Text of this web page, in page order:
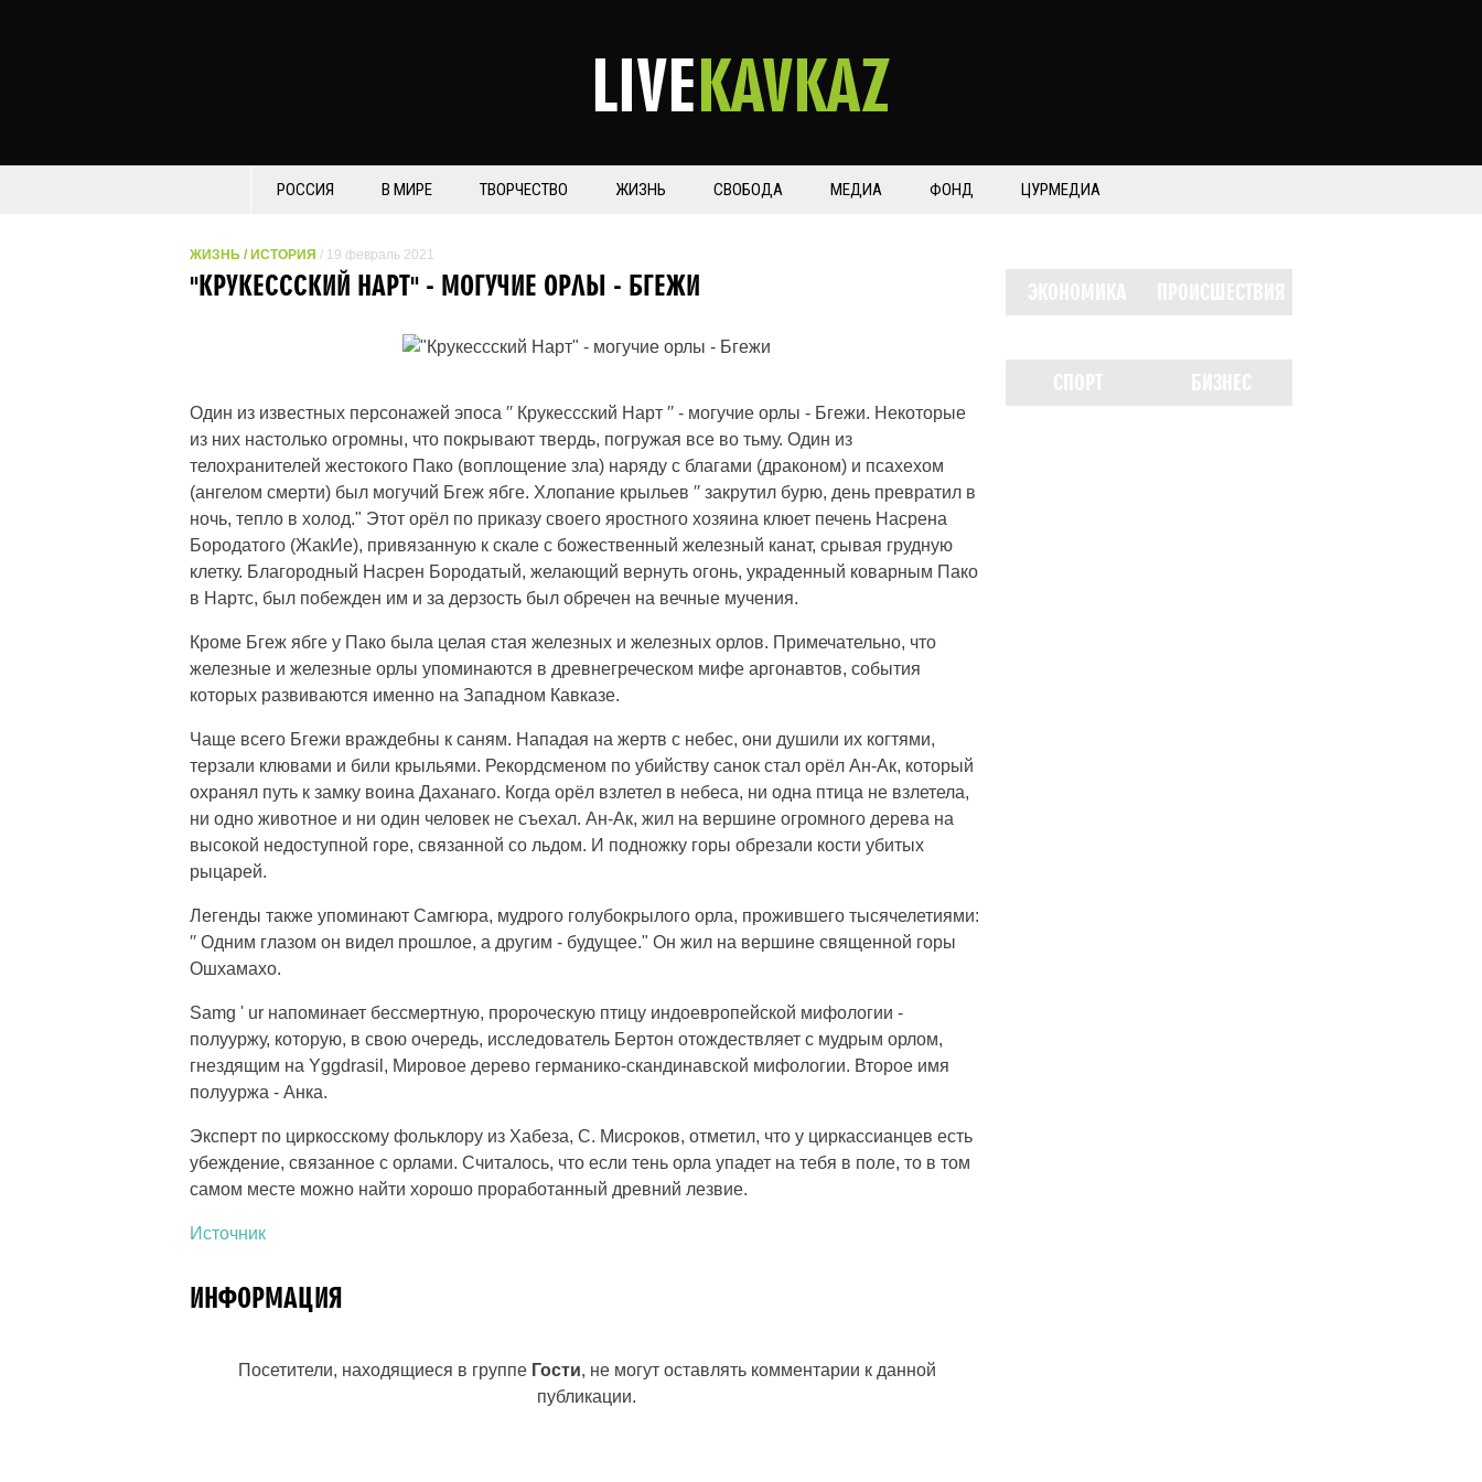
LIVEKAVKAZ
РОССИЯ В МИРЕ ТВОРЧЕСТВО ЖИЗНЬ СВОБОДА МЕДИА ФОНД ЦУРМЕДИА
ЖИЗНЬ / ИСТОРИЯ / 19 февраль 2021
"КРУКЕСССКИЙ НАРТ" - МОГУЧИЕ ОРЛЫ - БГЕЖИ
Один из известных персонажей эпоса ′′ Крукессский Нарт ′′ - могучие орлы - Бгежи. Некоторые
из них настолько огромны, что покрывают твердь, погружая все во тьму. Один из
телохранителей жестокого Пако (воплощение зла) наряду с благами (драконом) и псахехом
(ангелом смерти) был могучий Бгеж ябге. Хлопание крыльев ′′ закрутил бурю, день превратил в
ночь, тепло в холод." Этот орёл по приказу своего яростного хозяина клюет печень Насрена
Бородатого (ЖакИе), привязанную к скале с божественный железный канат, срывая грудную
клетку. Благородный Насрен Бородатый, желающий вернуть огонь, украденный коварным Пако
в Нартс, был побежден им и за дерзость был обречен на вечные мучения.
Кроме Бгеж ябге у Пако была целая стая железных и железных орлов. Примечательно, что
железные и железные орлы упоминаются в древнегреческом мифе аргонавтов, события
которых развиваются именно на Западном Кавказе.
Чаще всего Бгежи враждебны к саням. Нападая на жертв с небес, они душили их когтями,
терзали клювами и били крыльями. Рекордсменом по убийству санок стал орёл Ан-Ак, который
охранял путь к замку воина Даханаго. Когда орёл взлетел в небеса, ни одна птица не взлетела,
ни одно животное и ни один человек не съехал. Ан-Ак, жил на вершине огромного дерева на
высокой недоступной горе, связанной со льдом. И подножку горы обрезали кости убитых
рыцарей.
Легенды также упоминают Самгюра, мудрого голубокрылого орла, прожившего тысячелетиями:
′′ Одним глазом он видел прошлое, а другим - будущее." Он жил на вершине священной горы
Ошхамахо.
Samg ' ur напоминает бессмертную, пророческую птицу индоевропейской мифологии -
полууржу, которую, в свою очередь, исследователь Бертон отождествляет с мудрым орлом,
гнездящим на Yggdrasil, Мировое дерево германико-скандинавской мифологии. Второе имя
полууржа - Анка.
Эксперт по циркосскому фольклору из Хабеза, С. Мисроков, отметил, что у циркассианцев есть
убеждение, связанное с орлами. Считалось, что если тень орла упадет на тебя в поле, то в том
самом месте можно найти хорошо проработанный древний лезвие.
Источник
ИНФОРМАЦИЯ
Посетители, находящиеся в группе Гости, не могут оставлять комментарии к данной
публикации.